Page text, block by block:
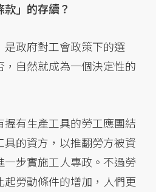
」的存續？
政府對工會政策下的選
自然就成為一個決定性的
有生產工具的勞工應團結
的資方，以推翻勞方被資
步實施工人專政。不過勞
勞動條件的增加，人們更